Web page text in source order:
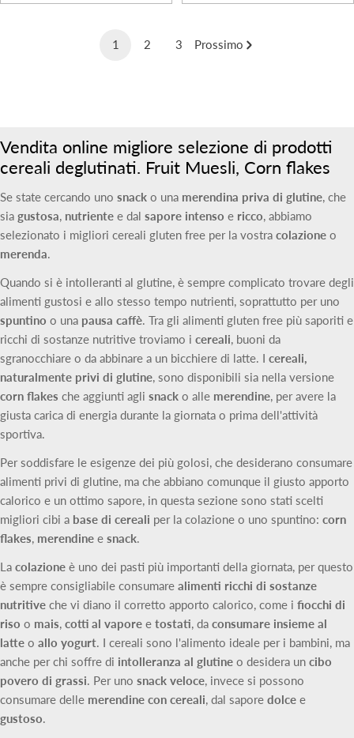
1 2 3 Prossimo
Vendita online migliore selezione di prodotti
cereali deglutinati. Fruit Muesli, Corn flakes
Se state cercando uno snack o una merendina priva di glutine, che
sia gustosa, nutriente e dal sapore intenso e ricco, abbiamo
selezionato i migliori cereali gluten free per la vostra colazione o
merenda.
Quando si è intolleranti al glutine, è sempre complicato trovare degli
alimenti gustosi e allo stesso tempo nutrienti, soprattutto per uno
spuntino o una pausa caffè. Tra gli alimenti gluten free più saporiti e
ricchi di sostanze nutritive troviamo i cereali, buoni da
sgranocchiare o da abbinare a un bicchiere di latte. I cereali,
naturalmente privi di glutine, sono disponibili sia nella versione
corn flakes che aggiunti agli snack o alle merendine, per avere la
giusta carica di energia durante la giornata o prima dell'attività
sportiva.
Per soddisfare le esigenze dei più golosi, che desiderano consumare
alimenti privi di glutine, ma che abbiano comunque il giusto apporto
calorico e un ottimo sapore, in questa sezione sono stati scelti
migliori cibi a base di cereali per la colazione o uno spuntino: corn
flakes, merendine e snack.
La colazione è uno dei pasti più importanti della giornata, per questo
è sempre consigliabile consumare alimenti ricchi di sostanze
nutritive che vi diano il corretto apporto calorico, come i fiocchi di
riso o mais, cotti al vapore e tostati, da consumare insieme al
latte o allo yogurt. I cereali sono l'alimento ideale per i bambini, ma
anche per chi soffre di intolleranza al glutine o desidera un cibo
povero di grassi. Per uno snack veloce, invece si possono
consumare delle merendine con cereali, dal sapore dolce e
gustoso.